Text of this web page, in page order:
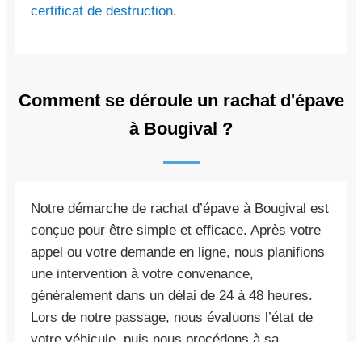
certificat de destruction.
Comment se déroule un rachat d'épave
à Bougival ?
Notre démarche de rachat d’épave à Bougival est
conçue pour être simple et efficace. Après votre
appel ou votre demande en ligne, nous planifions
une intervention à votre convenance,
généralement dans un délai de 24 à 48 heures.
Lors de notre passage, nous évaluons l’état de